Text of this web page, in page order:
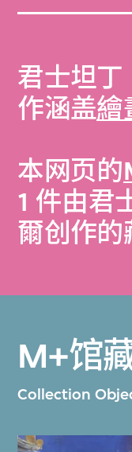
君士坦丁
作涵盖繪
本网页的
1 件由君
爾创作的
M+馆
Collection